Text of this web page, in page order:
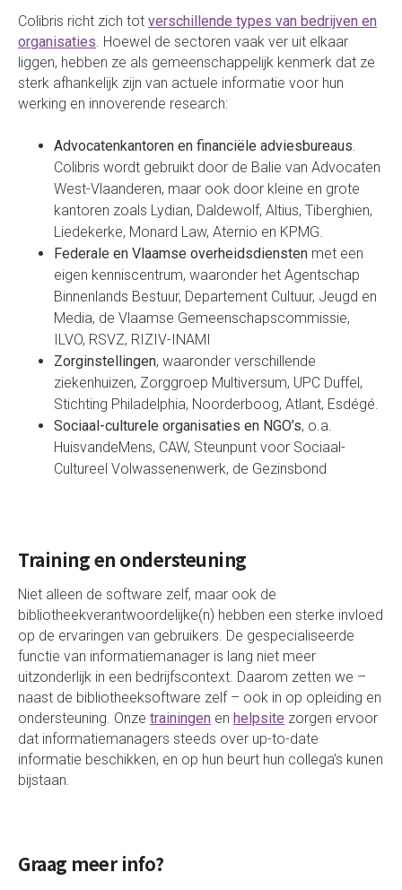
Colibris richt zich tot verschillende types van bedrijven en
organisaties. Hoewel de sectoren vaak ver uit elkaar
liggen, hebben ze als gemeenschappelijk kenmerk dat ze
sterk afhankelijk zijn van actuele informatie voor hun
werking en innoverende research:
Advocatenkantoren en financiële adviesbureaus
Colibris wordt gebruikt door de Balie van Advocaten
West-Vlaanderen, maar ook door kleine en grote
kantoren zoals Lydian, Daldewolf, Altius, Tiberghien,
Liedekerke, Monard Law, Aternio en KPMG.
Federale en Vlaamse overheidsdiensten met een
eigen kenniscentrum, waaronder het Agentschap
Binnenlands Bestuur, Departement Cultuur, Jeugd en
Media, de Vlaamse Gemeenschapscommissie,
ILVO, RSVZ, RIZIV-INAMI
Zorginstellingen, waaronder verschillende
ziekenhuizen, Zorggroep Multiversum, UPC Duffel,
Stichting Philadelphia, Noorderboog, Atlant, Esdégé.
Sociaal-culturele organisaties en NGO’s, o.a.
HuisvandeMens, CAW, Steunpunt voor Sociaal-
Cultureel Volwassenenwerk, de Gezinsbond
Training en ondersteuning
Niet alleen de software zelf, maar ook de
bibliotheekverantwoordelijke(n) hebben een sterke invloed
op de ervaringen van gebruikers. De gespecialiseerde
functie van informatiemanager is lang niet meer
uitzonderlijk in een bedrijfscontext. Daarom zetten we –
naast de bibliotheeksoftware zelf – ook in op opleiding en
ondersteuning. Onze trainingen en helpsite zorgen ervoor
dat informatiemanagers steeds over up-to-date
informatie beschikken, en op hun beurt hun collega’s kunen
bijstaan.
Graag meer info?